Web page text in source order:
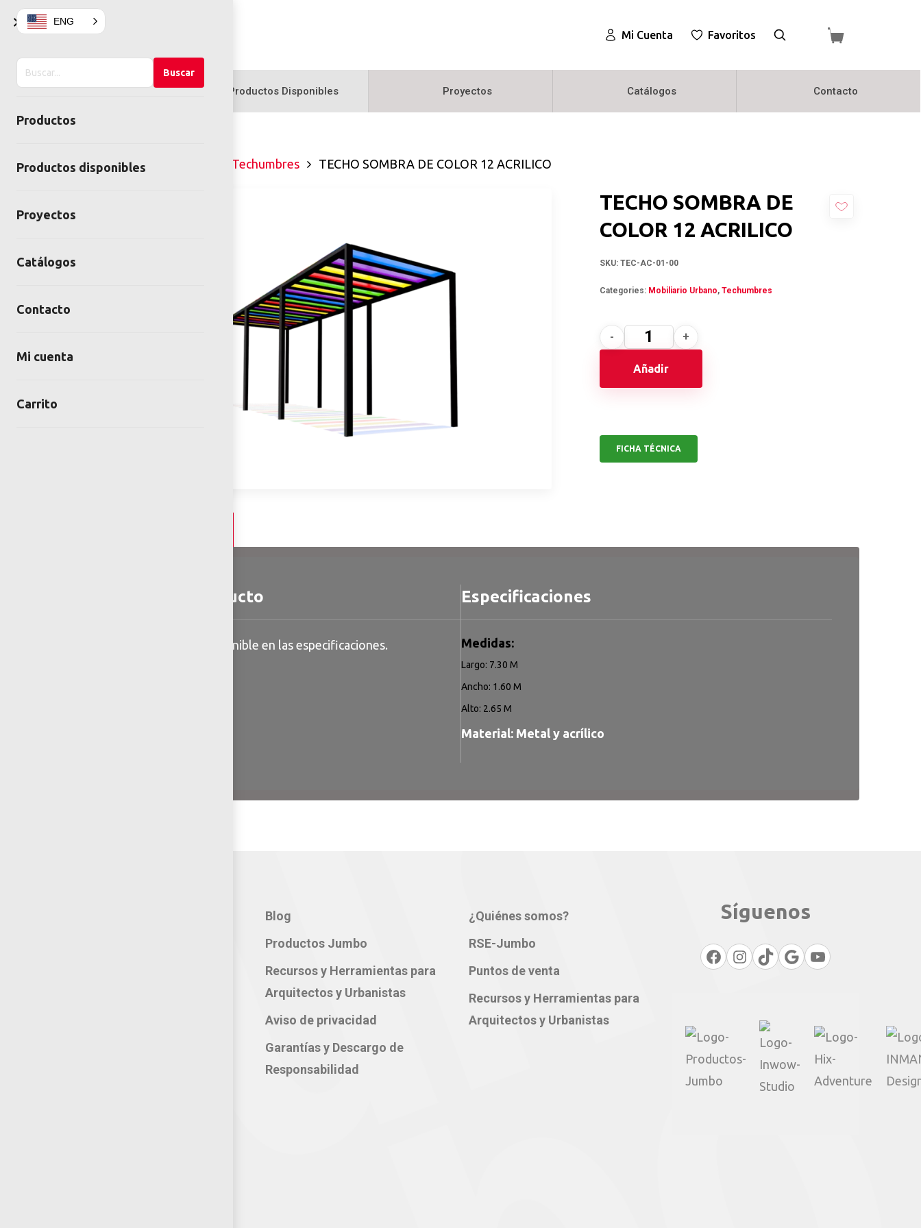
Mi Cuenta Favoritos
Productos Productos Disponibles Proyectos Catálogos Contacto
Home Mobiliario Urbano Techumbres TECHO SOMBRA DE COLOR 12 ACRILICO
TECHO SOMBRA DE
COLOR 12 ACRILICO
SKU: TEC-AC-01-00
Categories: Mobiliario Urbano, Techumbres
Añadir
FICHA TÉCNICA
Detalles del producto
Información general disponible en las especificaciones.
Especificaciones
Medidas:
Largo: 7.30 M
Ancho: 1.60 M
Alto: 2.65 M
Material: Metal y acrílico
Blog
Productos Jumbo
Recursos y Herramientas para
Arquitectos y Urbanistas
Aviso de privacidad
Garantías y Descargo de
Responsabilidad
¿Quiénes somos?
RSE-Jumbo
Puntos de venta
Recursos y Herramientas para
Arquitectos y Urbanistas
Síguenos
Facebook
Instagram
TikTok
GoogleYouTube
×
Buscar
en
Buscar
Productos
Productos disponibles
Proyectos
Catálogos
Contacto
Mi cuenta
Carrito
ENG